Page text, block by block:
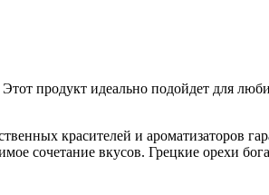
продукт идеально подойдет для
красителей и ароматизаторов
сочетание вкусов. Грецкие орехи